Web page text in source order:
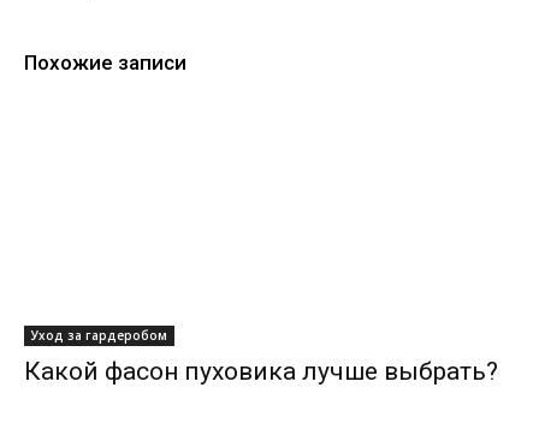
Похожие записи
Уход за гардеробом
Какой фасон пуховика лучше выбрать?